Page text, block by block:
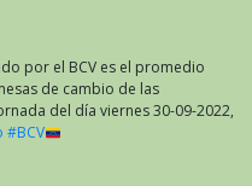
por el BCV es el promedio
de cambio de las
del día viernes 30-09-2022,
#BCV